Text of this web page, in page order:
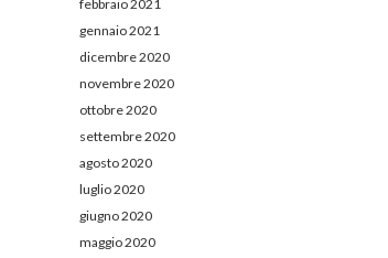
febbraio 2021
gennaio 2021
dicembre 2020
novembre 2020
ottobre 2020
settembre 2020
agosto 2020
luglio 2020
giugno 2020
maggio 2020